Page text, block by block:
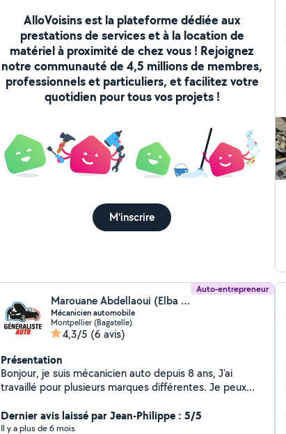
AlloVoisins est la plateforme dédiée aux
prestations de services et à la location de
matériel à proximité de chez vous ! Rejoignez
notre communauté de 4,5 millions de membres,
professionnels et particuliers, et facilitez votre
quotidien pour tous vos projets !
M'inscrire
Auto-entrepreneur
Marouane Abdellaoui (Elba auto34)
Mécanicien automobile
Montpellier (Bagatelle)
4,3/5 (6 avis)
Présentation
Bonjour, je suis mécanicien auto depuis 8 ans, J'ai
travaillé pour plusieurs marques différentes. Je peux
nécessaires et me charger de rapporter les pièces de
rechange. N'hésitez pas à me contacter si vous avez
Dernier avis laissé par Jean-Philippe : 5/5
Il y a plus de 6 mois